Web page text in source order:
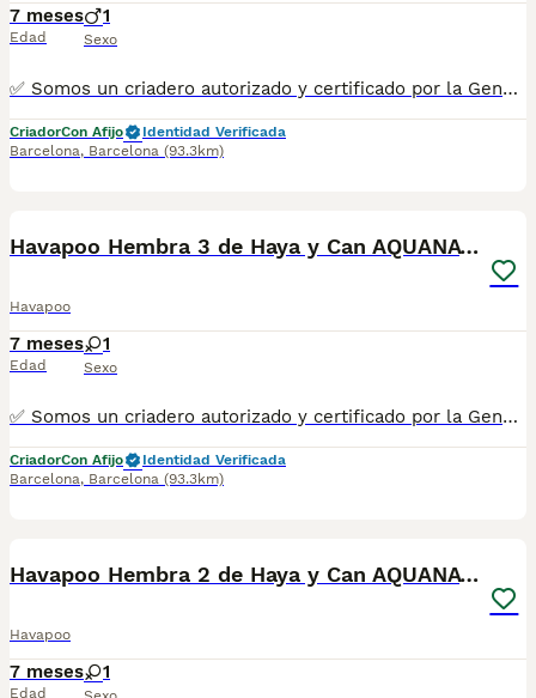
7 meses
Edad
1
Sexo
✅ Somos un criadero autorizado y certificado por la Generalitat de Catalunya bajo el número de Núcleo Zoológico G25/00314. PARA MÁS INFORMACIÓN: ☎️ 933095977 📱 685878504 / 674320847 💻 Más fotos y vídeos en nuestra web www.aquanatura.es 🚙 Hacemos envíos 📌 Calle Roger de Flor 45, muy cerca del Arc de Triomf de Barcelona, de Lunes a Sábados. Se entregan con sus vacunas, desparasitados interna y externamente, con microchip y su registro, cartilla sanitaria y contrato de garantías, documentación legal y factura. AQUANATURA
CriadorCon Afijo
Identidad Verificada
Barcelona, Barcelona (93.3km)
Havapoo Hembra 3 de Haya y Can AQUANATURA
Havapoo
7 meses
Edad
1
Sexo
✅ Somos un criadero autorizado y certificado por la Generalitat de Catalunya bajo el número de Núcleo Zoológico G25/00314. PARA MÁS INFORMACIÓN: ☎️ 933095977 📱 685878504 / 674320847 💻 Más fotos y vídeos en nuestra web www.aquanatura.es 🚙 Hacemos envíos 📌 Calle Roger de Flor 45, muy cerca del Arc de Triomf de Barcelona, de Lunes a Sábados. Se entregan con sus vacunas, desparasitados interna y externamente, con microchip y su registro, cartilla sanitaria y contrato de garantías, documentación legal y factura. AQUANATURA
CriadorCon Afijo
Identidad Verificada
Barcelona, Barcelona (93.3km)
Havapoo Hembra 2 de Haya y Can AQUANATURA
Havapoo
7 meses
Edad
1